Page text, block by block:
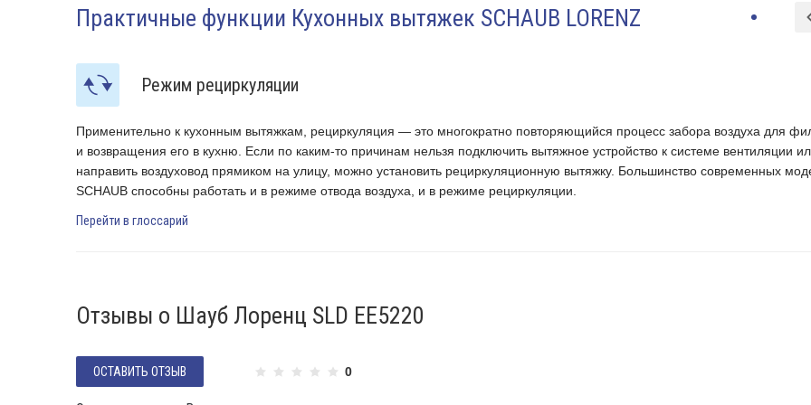
Практичные функции Кухонных вытяжек SCHAUB LORENZ
Режим рециркуляции
Применительно к кухонным вытяжкам, рециркуляция — это многократно повторяющийся процесс забора воздуха для
и возвращения его в кухню. Если по каким-то причинам нельзя подключить вытяжное устройство к системе вентиляции
направить воздуховод прямиком на улицу, можно установить рециркуляционную вытяжку. Большинство современных
SCHAUB способны работать и в режиме отвода воздуха, и в режиме рециркуляции.
Перейти в глоссарий
Отзывы о Шауб Лоренц SLD EE5220
ОСТАВИТЬ ОТЗЫВ 0